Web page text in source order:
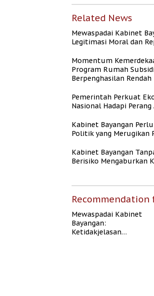
Related News
Mewaspadai Kabinet
Legitimasi Moral dan
Momentum
Program Rumah
Berpenghasilan Rendah
Pemerintah Perkuat
Nasional Hadapi
Kabinet Bayangan
Politik yang Merugikan
Kabinet Bayangan
Berisiko Mengaburkan
Recommendation
Mewaspadai Kabinet
Bayangan:
Ketidakjelasan